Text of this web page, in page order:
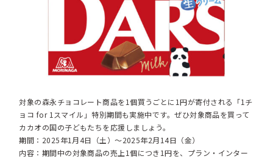
対象の森永チョコレート商品を1個買うごとに1円が寄付される「1チ
ョコ for 1スマイル」特別期間も実施中です。ぜひ対象商品を買って
カカオの国の子どもたちを応援しましょう。
期間：2025年1月4日（土）～2025年2月14日（金）
内容：期間中の対象商品の売上1個につき1円を、プラン・インター